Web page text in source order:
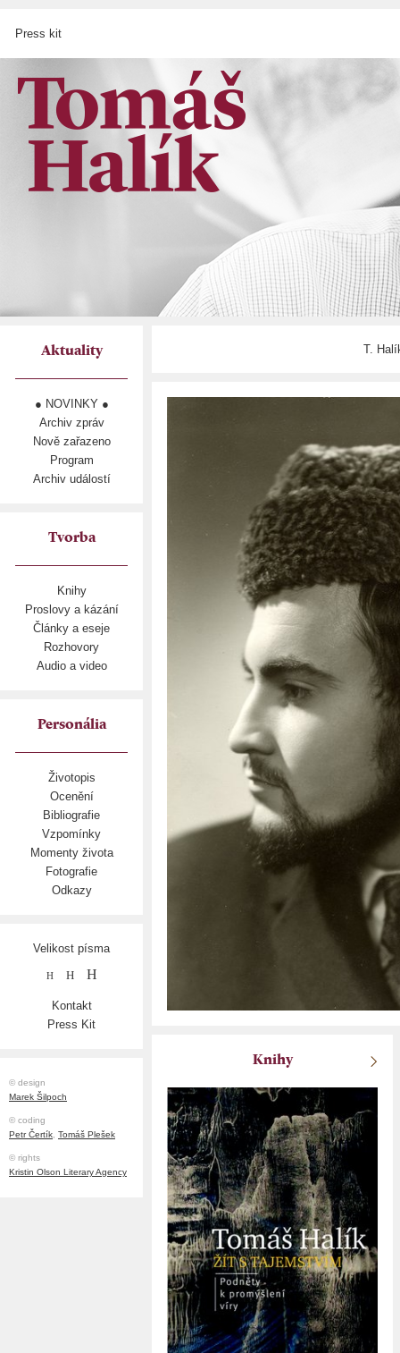
Press kit
Aktuality
● NOVINKY ●
Archiv zpráv
Nově zařazeno
Program
Archiv událostí
Tvorba
Knihy
Proslovy a kázání
Články a eseje
Rozhovory
Audio a video
Personália
Životopis
Ocenění
Bibliografie
Vzpomínky
Momenty života
Fotografie
Odkazy
Velikost písma
H H H
Kontakt
Press Kit
© design
Marek Šilpoch
© coding
Petr Čertík, Tomáš Plešek
© rights
Kristin Olson Literary Agency
T.
Knihy